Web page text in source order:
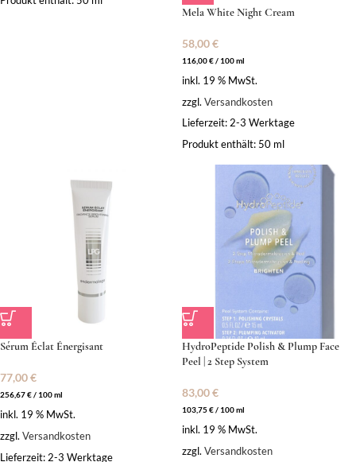
Mela White Night Cream
58,00€
116,00€/ 100ml
inkl. 19 % MwSt.
zzgl. Versandkosten
Lieferzeit: 2-3 Werktage
Produkt enthält: 50 ml
Sérum Éclat Énergisant
77,00€
256,67€/ 100ml
inkl. 19 % MwSt.
zzgl. Versandkosten
Lieferzeit: 2-3 Werktage
HydroPeptide Polish & Plump Face
Peel | 2 Step System
83,00€
103,75€/ 100ml
inkl. 19 % MwSt.
zzgl. Versandkosten